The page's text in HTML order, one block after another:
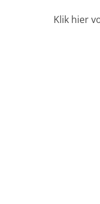
Klik hier